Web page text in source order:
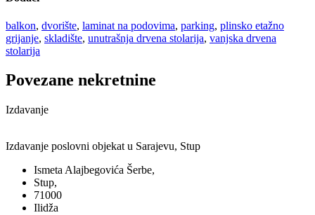
balkon, dvorište, laminat na podovima, parking, plinsko etažno
grijanje, skladište, unutrašnja drvena stolarija, vanjska drvena
stolarija
Povezane nekretnine
Izdavanje
Izdavanje poslovni objekat u Sarajevu, Stup
Ismeta Alajbegovića Šerbe,
Stup,
71000
Ilidža